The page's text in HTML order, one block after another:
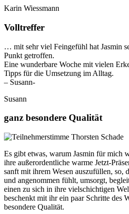
Karin Wiessmann
Volltreffer
… mit sehr viel Feingefühl hat Jasmin
Punkt getroffen.
Eine wunderbare Woche mit vielen
Tipps für die Umsetzung im Alltag.
– Susann-
Susann
ganz besondere Qualität
Es gibt etwas, warum Jasmin für mich
ihre außerordentliche warme Jetzt-
sanft mit ihrem Wesen auszufüllen, so,
und angenommen fühlt, umsorgt,
einen zu sich in ihre vielschichtigen
beschenkt mit ihr ein paar Schritte des
besondere Qualität.